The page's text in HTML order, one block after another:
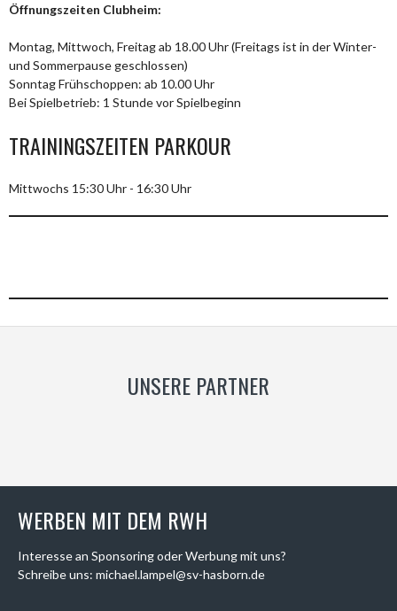
Öffnungszeiten Clubheim:
Montag, Mittwoch, Freitag ab 18.00 Uhr (Freitags ist in der Winter-
und Sommerpause geschlossen)
Sonntag Frühschoppen: ab 10.00 Uhr
Bei Spielbetrieb: 1 Stunde vor Spielbeginn
TRAININGSZEITEN PARKOUR
Mittwochs 15:30 Uhr - 16:30 Uhr
UNSERE PARTNER
WERBEN MIT DEM RWH
Interesse an Sponsoring oder Werbung mit uns?
Schreibe uns: michael.lampel@sv-hasborn.de